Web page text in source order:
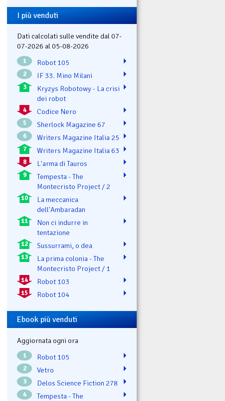
I più venduti
Dati calcolati sulle vendite dal 07-
07-2026 al 05-08-2026
1 Robot 105
2 IF 33. Mino Milani
3
Kryzys Robotowy - La crisi
dei robot
4 Codice Nero
5 Sherlock Magazine 67
6 Writers Magazine Italia 25
7 Writers Magazine Italia 63
8 L'arma di Tauros
9
Tempesta - The
Montecristo Project / 2
10
La meccanica
dell'Ambaradan
11
Non ci indurre in
tentazione
12 Sussurrami, o dea
13
La prima colonia - The
Montecristo Project / 1
14 Robot 103
15 Robot 104
Ebook più venduti
Aggiornata ogni ora
1 Robot 105
2 Vetro
3 Delos Science Fiction 278
4
Tempesta - The